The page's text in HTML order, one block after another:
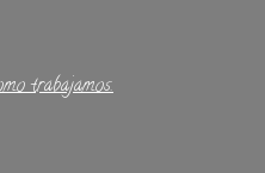
trabajamos.